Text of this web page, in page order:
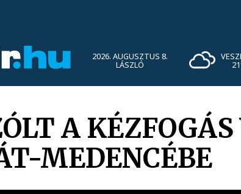
2026. AUGUSZTUS 8.
LÁSZLÓ
A
MEDENCÉBE